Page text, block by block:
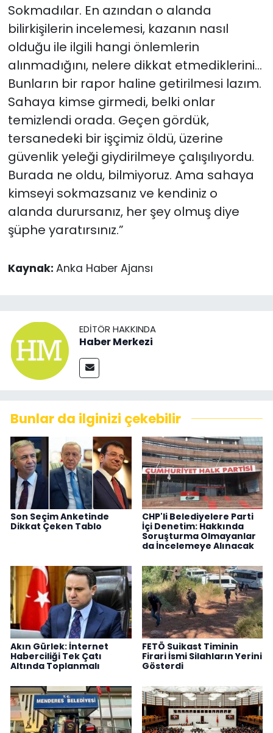
Sokmadılar. En azından o alanda
bilirkişilerin incelemesi, kazanın nasıl
olduğu ile ilgili hangi önlemlerin
alınmadığını, nelere dikkat etmediklerini...
Bunların bir rapor haline getirilmesi lazım.
Sahaya kimse girmedi, belki onlar
temizlendi orada. Geçen gördük,
tersanedeki bir işçimiz öldü, üzerine
güvenlik yeleği giydirilmeye çalışılıyordu.
Burada ne oldu, bilmiyoruz. Ama sahaya
kimseyi sokmazsanız ve kendiniz o
alanda durursanız, her şey olmuş diye
şüphe yaratırsınız.”
Kaynak: Anka Haber Ajansı
EDITÖR HAKKINDA
Haber Merkezi
Bunlar da ilginizi çekebilir
Son Seçim Anketinde
Dikkat Çeken Tablo
CHP'li Belediyelere Parti
İçi Denetim: Hakkında
Soruşturma Olmayanlar
da İncelemeye Alınacak
Akın Gürlek: İnternet
Haberciliği Tek Çatı
Altında Toplanmalı
FETÖ Suikast Timinin
Firari İsmi Silahların Yerini
Gösterdi